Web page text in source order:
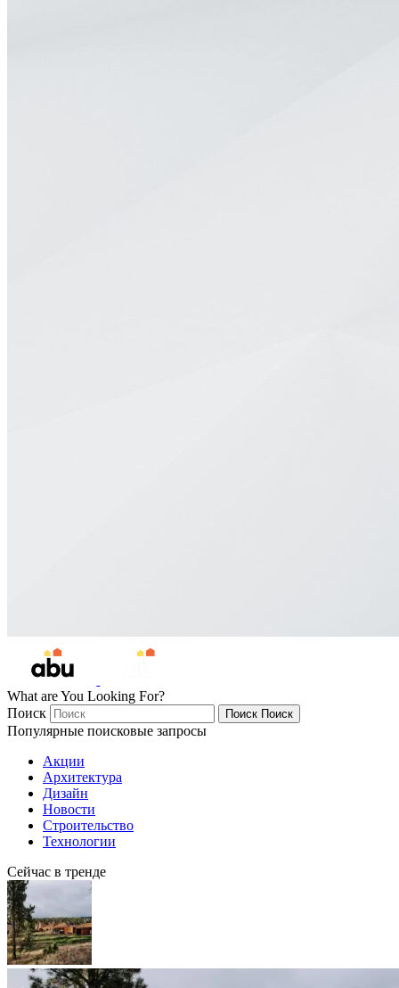
What are You Looking For?
Поиск
Поиск Поиск
Популярные поисковые запросы
Акции
Архитектура
Дизайн
Новости
Строительство
Технологии
Сейчас в тренде